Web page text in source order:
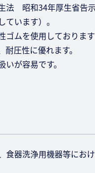
法 昭和34年厚生省告
ています）。
ゴムを使用しておりま
圧性に優れます。
が容易です。
食器洗浄用機器等にお